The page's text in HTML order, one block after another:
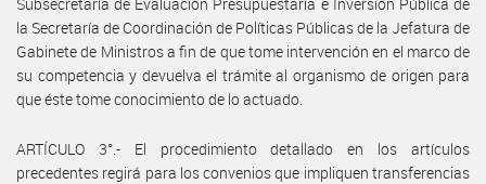
la Secretaría de Coordinación de Políticas Públicas de la Jefatura de
Gabinete de Ministros a fin de que tome intervención en el marco de
su competencia y devuelva el trámite al organismo de origen para
que éste tome conocimiento de lo actuado.
ARTÍCULO 3°.- El procedimiento detallado en los artículos
precedentes regirá para los convenios que impliquen transferencias